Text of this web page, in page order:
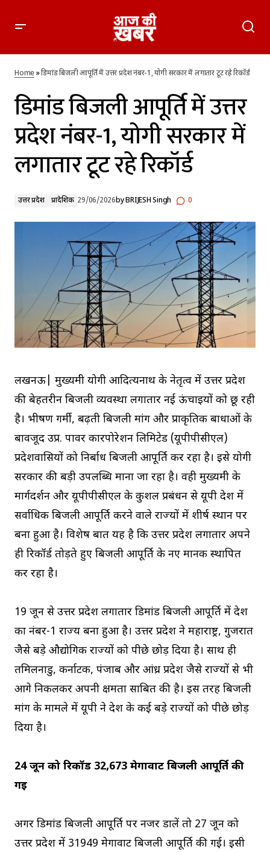
रिकॉर्ड
Home»डिमांड बिजली आपूर्ति में उत्तर प्रदेश नंबर-1, योगी सरकार में लगातार टूट रहे रिकॉर्ड
डिमांड बिजली आपूर्ति में उत्तर
प्रदेश नंबर-1, योगी सरकार में
लगातार टूट रहे रिकॉर्ड
उत्तर प्रदेश प्रादेशिक 29/06/2026byBRIJESH Singh 0
लखनऊ| मुख्यमंत्री योगी आदित्यनाथ के नेतृत्व में उत्तर प्रदेश
की बेहतरीन बिजली व्यवस्था लगातार नई ऊंचाइयों को छू रही
है। भीषण गर्मी, बढ़ती बिजली मांग और प्राकृतिक बाधाओं के
बावजूद उप्र. पावर कारपोरेशन लिमिटेड (यूपीपीसीएल)
प्रदेशवासियों को निर्बाध बिजली आपूर्ति कर रहा है। इसे योगी
सरकार की बड़ी उपलब्धि माना जा रहा है। वही मुख्यमंत्री के
मार्गदर्शन और यूपीपीसीएल के कुशल प्रबंधन से यूपी देश में
सर्वाधिक बिजली आपूर्ति करने वाले राज्यों में शीर्ष स्थान पर
बना हुआ है। विशेष बात यह है कि उत्तर प्रदेश लगातार अपने
ही रिकॉर्ड तोड़ते हुए बिजली आपूर्ति के नए मानक स्थापित
कर रहा है।
19 जून से उत्तर प्रदेश लगातार डिमांड बिजली आपूर्ति में देश
का नंबर-1 राज्य बना हुआ है। उत्तर प्रदेश ने महाराष्ट्र, गुजरात
जैसे बड़े औद्योगिक राज्यों को पीछे छोड़ दिया है। साथ ही
तमिलनाडु, कर्नाटक, पंजाब और आंध्र प्रदेश जैसे राज्यों से भी
आगे निकलकर अपनी क्षमता साबित की है। इस तरह बिजली
मांग के मामले में यूपी ने देश के कई बड़े राज्यों को पीछे छोड़
दिया है।
24 जून को रिकॉर्ड 32,673 मेगावाट बिजली आपूर्ति की
गई
अगर डिमांड बिजली आपूर्ति पर नजर डालें तो 27 जून को
उत्तर प्रदेश में 31949 मेगावाट बिजली आपूर्ति की गई। इसी